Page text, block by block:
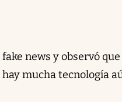
news y observó
mucha tecnología